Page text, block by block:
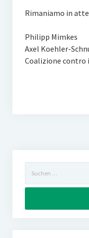
Rimaniamo in
Philipp Mimkes
Axel Koehler-
Coalizione contro
nach: